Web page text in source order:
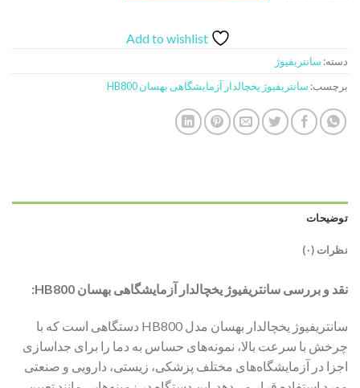
Add to wishlist
دسته: سانتریفیوژ
برچسب: سانتریفیوژ یخچالدار آزمایشگاهی بهسان HB800
توضیحات
نظرات (۰)
نقد و بررسی سانتریفیوژ یخچالدار آزمایشگاهی بهسان HB800:
سانتریفیوژ یخچالدار بهسان مدل HB800 دستگاهی است که با
چرخش با سرعت بالا، نمونه‌های حساس به دما را برای جداسازی
اجزا در آزمایشگاه‌های مختلف پزشکی، زیستی، دارویی و صنعتی